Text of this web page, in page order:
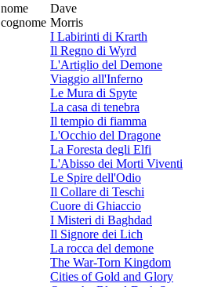
nome
Dave
cognome Morris
I Labirinti di Krarth
Il Regno di Wyrd
L'Artiglio del Demone
Viaggio all'Inferno
Le Mura di Spyte
La casa di tenebra
Il tempio di fiamma
L'Occhio del Dragone
La Foresta degli Elfi
L'Abisso dei Morti Viventi
Le Spire dell'Odio
Il Collare di Teschi
Cuore di Ghiaccio
I Misteri di Baghdad
Il Signore dei Lich
La rocca del demone
The War-Torn Kingdom
Cities of Gold and Glory